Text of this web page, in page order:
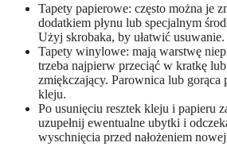
Tapety papierowe: często można je
dodatkiem płynu lub specjalnym
Użyj skrobaka, by ułatwić usuwanie.
Tapety winylowe: mają warstwę
trzeba najpierw przeciąć w kratkę
zmiękczający. Parownica lub gorąca
kleju.
Po usunięciu resztek kleju i papieru
uzupełnij ewentualne ubytki i
wyschnięcia przed nałożeniem